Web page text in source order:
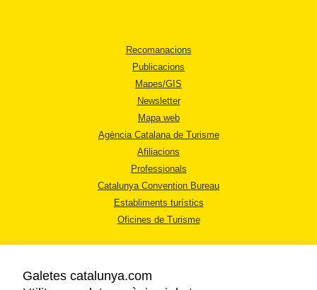
Recomanacions
Publicacions
Mapes/GIS
Newsletter
Mapa web
Agència Catalana de Turisme
Afiliacions
Professionals
Catalunya Convention Bureau
Establiments turístics
Oficines de Turisme
Galetes catalunya.com